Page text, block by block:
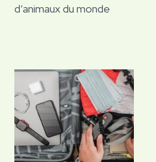
d’animaux du monde